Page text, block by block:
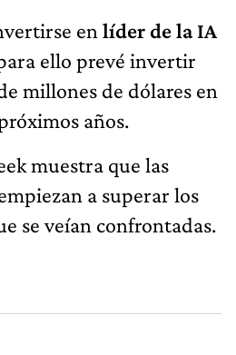
en líder de la IA
ello prevé invertir
millones de dólares en
años.
muestra que las
a superar los
se veían confrontadas.